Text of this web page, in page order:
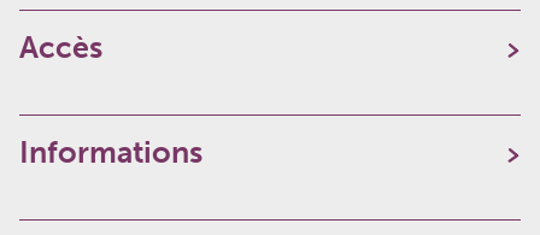
Accès
Informations